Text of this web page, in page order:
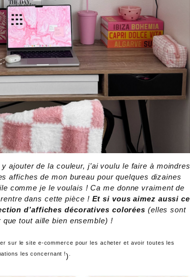
ajouter de la couleur, j’ai voulu le faire à moindres
affiches de mon bureau pour quelques dizaines
comme je le voulais ! Ca me donne vraiment de
dans cette pièce ! Et si vous aimez aussi ce
d’affiches décoratives colorées (elles sont
que tout aille bien ensemble) !
sur le site e-commerce pour les acheter et avoir toutes les
les concernant !)